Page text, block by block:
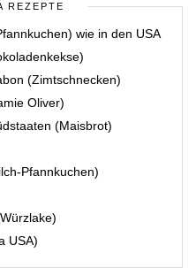
REZEPTE
wie in den USA
(Zimtschnecken)
Oliver)
(Maisbrot)
Pfannkuchen)
USA)